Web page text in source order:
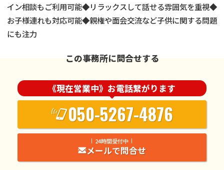
イン相談もご利用可能◆リラックスして話せる雰囲気を重視◆
お子様連れも対応可能◆親権や面会交流など子供に関する問題
にも注力
この事務所に問合せする
《現在営業中》お電話繋がります
050-5267-4876
24時間受付中
メールで問合せ